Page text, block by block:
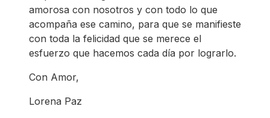
amorosa con nosotros y con todo lo que
acompaña ese camino, para que se manifieste
con toda la felicidad que se merece el
esfuerzo que hacemos cada día por lograrlo.
Con Amor,
Lorena Paz